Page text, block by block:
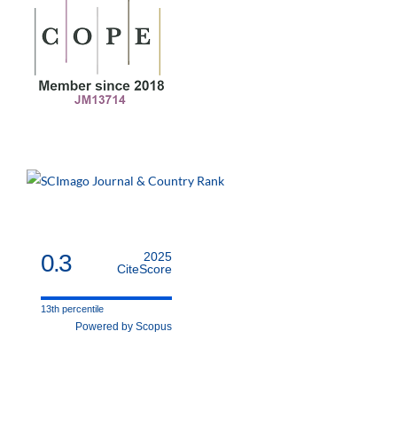
0.3
2025
CiteScore
13th percentile
Powered by Scopus